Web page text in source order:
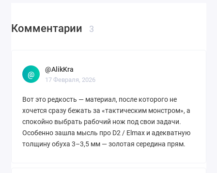
Комментарии 3
@
@AlikKra
17 Февраля, 2026
Вот это редкость — материал, после которого не
хочется сразу бежать за «тактическим монстром», а
спокойно выбрать рабочий нож под свои задачи.
Особенно зашла мысль про D2 / Elmax и адекватную
толщину обуха 3–3,5 мм — золотая середина прям.